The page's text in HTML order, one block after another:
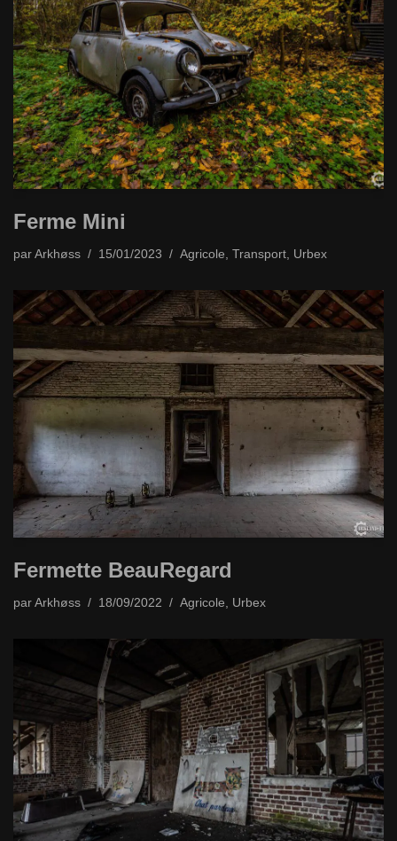
Ferme Mini
par Arkhøss 15/01/2023 Agricole, Transport, Urbex
Fermette BeauRegard
par Arkhøss 18/09/2022 Agricole Urbex